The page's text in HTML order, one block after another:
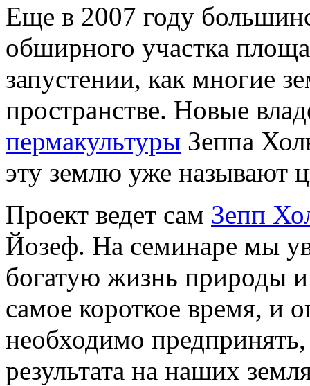
Еще в 2007 году
обширного участка
запустении, как многие
пространстве. Новые
пермакультуры Зеппа
эту землю уже называют
Проект ведет сам Зепп
Йозеф. На семинаре мы
богатую жизнь природы и
самое короткое время, и
необходимо
результата на наших